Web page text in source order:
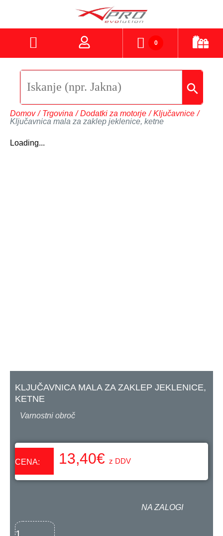
0
Domov / Trgovina / Dodatki za motorje / Ključavnice /
Ključavnica mala za zaklep jeklenice, ketne
Loading...
KLJUČAVNICA MALA ZA ZAKLEP JEKLENICE,
KETNE
Varnostni obroč
CENA: 13,40€ z DDV
NA ZALOGI